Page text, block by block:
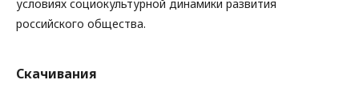
условиях социокультурной динамики развития
российского общества.
Скачивания